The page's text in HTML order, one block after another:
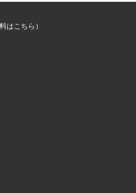
はこちら）